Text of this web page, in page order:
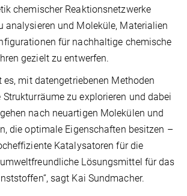
chemischer Reaktionsnetzwerke
analysieren und Moleküle, Materialien
für nachhaltige chemische
gezielt zu entwerfen.
es, mit datengetriebenen Methoden
zu explorieren und dabei
nach neuartigen Molekülen und
die optimale Eigenschaften besitzen –
Katalysatoren für die
Lösungsmittel für das
sagt Kai Sundmacher.